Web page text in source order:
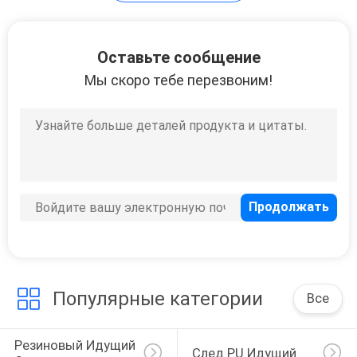
настил
баскетбольной
137
Оставьте сообщение
Мы скоро тебе перезвоним!
Популярные категории Все
Резиновый Идущий
След PU Идущий